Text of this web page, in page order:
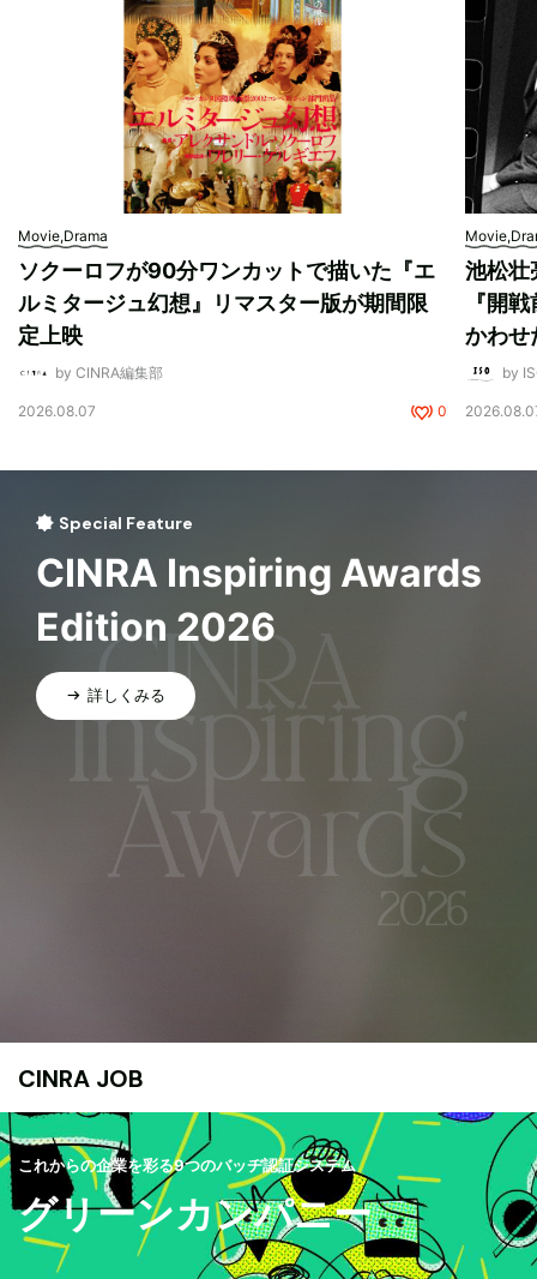
Movie,Drama
ソクーロフが90分ワンカットで描いた『エ
ルミタージュ幻想』リマスター版が期間限
定上映
by CINRA編集部
2026.08.07 0
池松壮
『開
かわせ
by
Special Feature
CINRA Inspiring Awards
Edition 2026
詳しくみる
CINRA JOB
これからの企業を彩る9つのバッヂ認証システム
グリーンカンパニー